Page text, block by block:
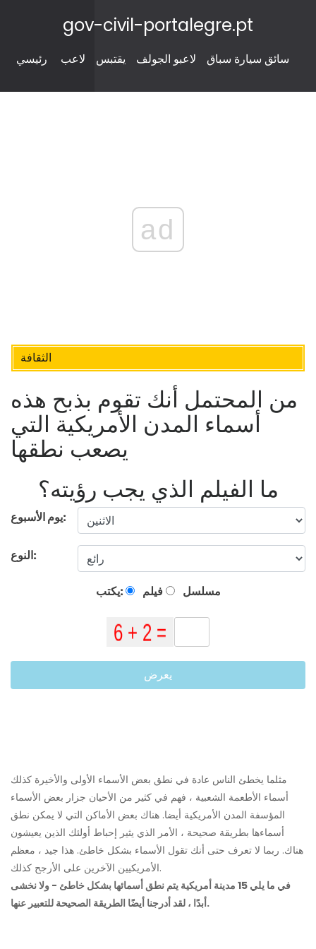
gov-civil-portalegre.pt
رئيسي لاعب يقتبس لاعبو الجولف سائق سيارة سباق
ad
الثقافة
من المحتمل أنك تقوم بذبح هذه
أسماء المدن الأمريكية التي
يصعب نطقها
ما الفيلم الذي يجب رؤيته؟
يوم الأسبوع:
النوع:
يكتب: فيلم مسلسل
يعرض
مثلما يخطئ الناس عادة في نطق بعض الأسماء الأولى والأخيرة كذلك
أسماء الأطعمة الشعبية ، فهم في كثير من الأحيان جزار بعض الأسماء
المؤسفة المدن الأمريكية أيضا. هناك بعض الأماكن التي لا يمكن نطق
أسماءها بطريقة صحيحة ، الأمر الذي يثير إحباط أولئك الذين يعيشون
هناك. ربما لا تعرف حتى أنك تقول الأسماء بشكل خاطئ. هذا جيد ، معظم
الأمريكيين الآخرين على الأرجح كذلك.
في ما يلي 15 مدينة أمريكية يتم نطق أسمائها بشكل خاطئ - ولا نخشى
أبدًا ، لقد أدرجنا أيضًا الطريقة الصحيحة للتعبير عنها.